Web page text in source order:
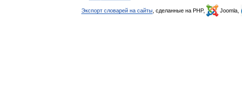
Экспорт словарей на сайты , сделанные на PHP, Joomla,